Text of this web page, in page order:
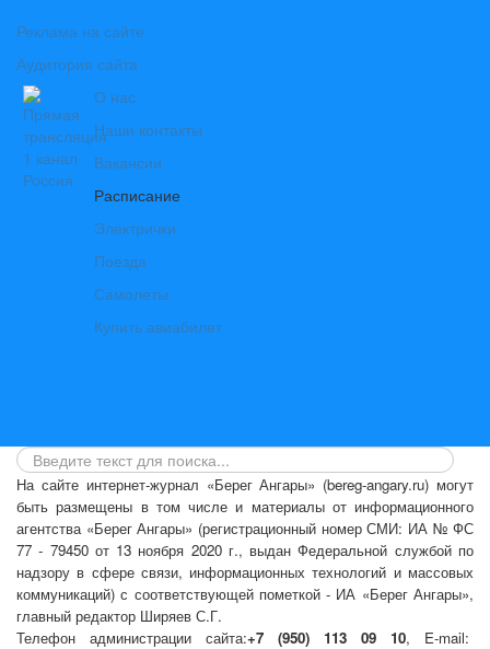
Реклама на сайте
Аудитория сайта
О нас
Наши контакты
Вакансии
Расписание
Электрички
Поезда
Самолеты
Купить авиабилет
На сайте интернет-журнал «Берег Ангары» (bereg-angary.ru) могут
быть размещены в том числе и материалы от информационного
агентства «Берег Ангары» (регистрационный номер СМИ: ИА № ФС
77 - 79450 от 13 ноября 2020 г., выдан Федеральной службой по
надзору в сфере связи, информационных технологий и массовых
коммуникаций) с соответствующей пометкой - ИА «Берег Ангары»,
главный редактор Ширяев С.Г.
Телефон администрации сайта:+7 (950) 113 09 10, E-mail: